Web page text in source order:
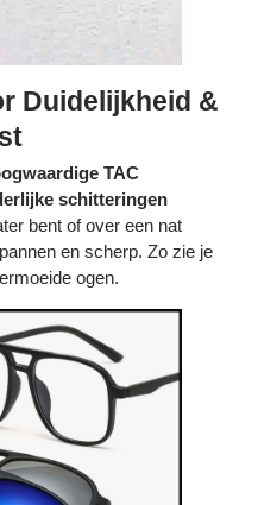
Duidelijkheid &
TAC
schitteringen
bent of over een nat
en scherp. Zo zie je
ogen.